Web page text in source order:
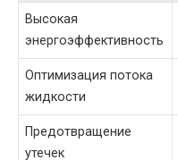
Высокая
энергоэффективность
Оптимизация потока
жидкости
Предотвращение
утечек